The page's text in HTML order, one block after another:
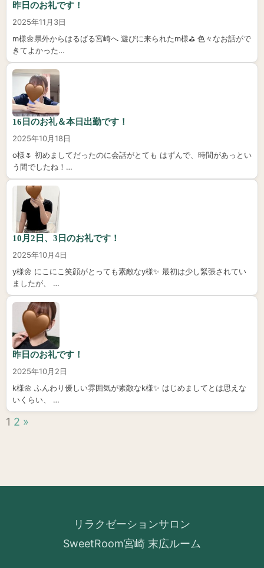
昨日のお礼です！
2025年11月3日
m様🌼県外からはるばる宮崎へ 遊びに来られたm様⛳️ 色々なお話がで
きてよかった…
16日のお礼＆本日出勤です！
2025年10月18日
o様🌷 初めましてだったのに会話がとても はずんで、時間があっとい
う間でしたね！…
10月2日、3日のお礼です！
2025年10月4日
y様🌼 にこにこ笑顔がとっても素敵なy様✨️ 最初は少し緊張されてい
ましたが、 …
昨日のお礼です！
2025年10月2日
k様🌼 ふんわり優しい雰囲気が素敵なk様✨️ はじめましてとは思えな
いくらい、 …
1 2 »
リラクゼーションサロン
SweetRoom宮崎 末広ルーム